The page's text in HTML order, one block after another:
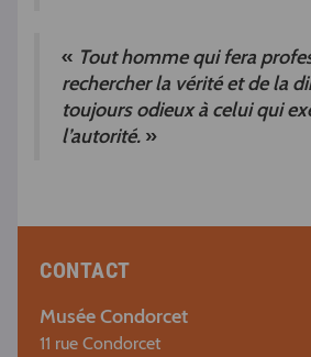
« Tout homme qui fera
rechercher la vérité et de la
toujours odieux à celui qui
l’autorité. »
CONTACT
Musée Condorcet
11 rue Condorcet